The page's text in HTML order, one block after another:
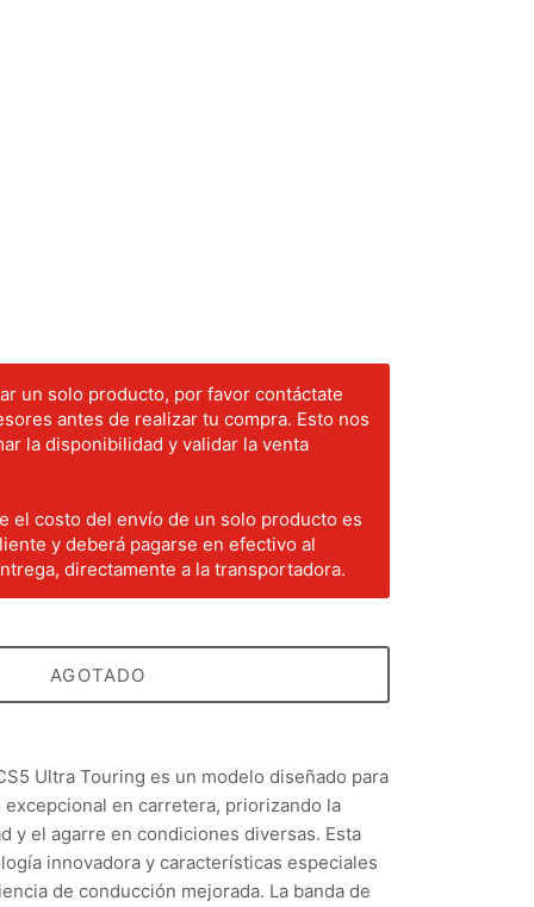
un solo producto, por favor contáctate
antes de realizar tu compra. Esto nos
la disponibilidad y validar la venta
el costo del envío de un solo producto es
y deberá pagarse en efectivo al
directamente a la transportadora.
AGOTADO
Ultra Touring es un modelo diseñado para
en carretera, priorizando la
y el agarre en condiciones diversas. Esta
innovadora y características especiales
de conducción mejorada. La banda de